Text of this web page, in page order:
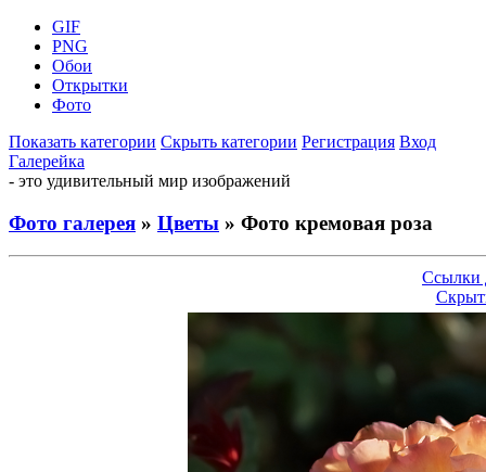
GIF
PNG
Обои
Открытки
Фото
Показать категории Скрыть категории Регистрация Вход
Галерейка
- это удивительный мир изображений
Фото галерея » Цветы » Фото кремовая роза
Ссылки